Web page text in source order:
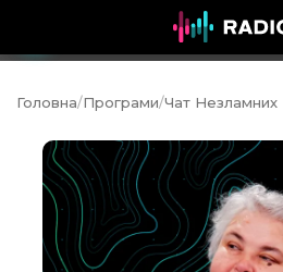
Дитячий
Головна/Програми/Чат Незламних